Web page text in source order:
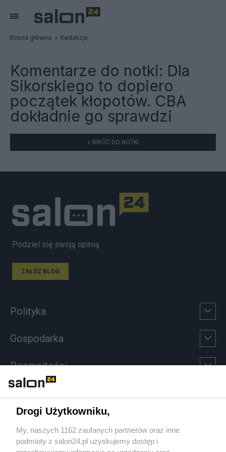
Strona główna Redakcja
Komentarze do notki: Dla
Sikorskiego to dopiero
początek kłopotów. CBA
dokładnie go sprawdzi
« WRÓĆ DO NOTKI
Podziel się swoją opinią
ZAŁÓŻ BLOG
Polityka
Gospodarka
Rozmaitości
Sport
Społeczeństwo
Drogi Użytkowniku,
My, naszych 1162 zaufanych partnerów oraz inne
podmioty z salon24.pl uzyskujemy dostęp i